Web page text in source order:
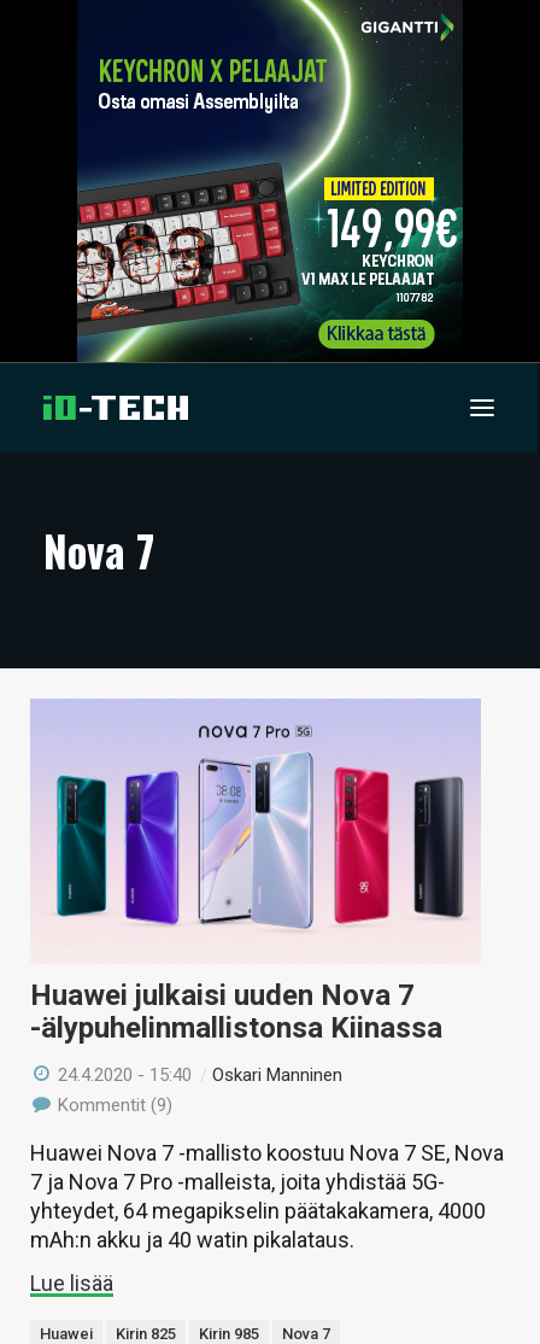
ARTIKKELIT
TECHBBS
HINTA.FI
KAUPPA
VAIHDA TEEMA
HAKU
Nova 7
Huawei julkaisi uuden Nova 7
-älypuhelinmallistonsa Kiinassa
24.4.2020 - 15:40 /Oskari Manninen
Kommentit (9)
Huawei Nova 7 -mallisto koostuu Nova 7 SE, Nova
7 ja Nova 7 Pro -malleista, joita yhdistää 5G-
yhteydet, 64 megapikselin päätakakamera, 4000
mAh:n akku ja 40 watin pikalataus.
Lue lisää
Huawei Kirin 825 Kirin 985 Nova 7